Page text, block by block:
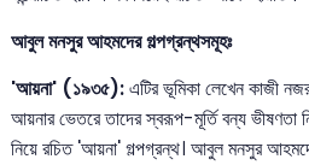
আবুল মনসুর আহমদের গল্পগ্রন্থসমূহঃ
'আয়না' (১৯৩৫):এটির ভূমিকা লেখেন কাজী
আয়নার ভেতরে তাদের স্বরূপ-মূর্তি বন্য ভীষণতা
নিয়ে রচিত 'আয়না' গল্পগ্রন্থ। আবুল মনসুর